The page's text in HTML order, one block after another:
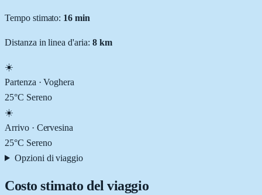
Tempo stimato: 16 min
Distanza in linea d'aria: 8km
☀️
Partenza ·Voghera
25°C Sereno
☀️
Arrivo · Cervesina
25°C Sereno
Opzioni di viaggio
Costo stimato del viaggio